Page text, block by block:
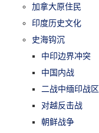
加拿大原住民
印度历史文化
史海钩沉
中印边界冲突
中国内战
二战中缅印战区
对越反击战
朝鲜战争